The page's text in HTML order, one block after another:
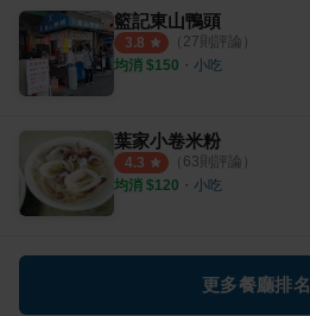
籃記東山鴨頭
3.8 （ 27則評論）
均消 $150 ・ 小吃
葉家小卷米粉
4.3 （ 63則評論）
均消 $120 ・ 小吃
更多餐廳排名